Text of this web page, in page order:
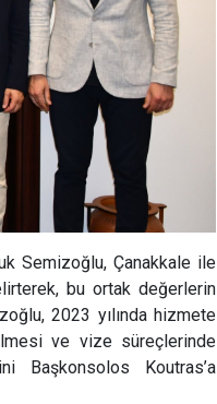
Semizoğlu, Çanakkale ile
bu ortak değerlerin
2023 yılında hizmete
ve vize süreçlerinde
Başkonsolos Koutras’a